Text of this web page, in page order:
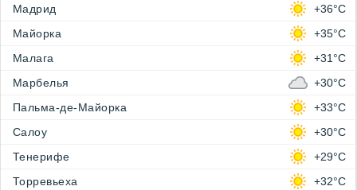
Мадрид
+36°C
Майорка
+35°C
Малага
+31°C
Марбелья
+30°C
Пальма-де-Майорка
+33°C
Салоу
+30°C
Тенерифе
+29°C
Торревьеха
+32°C